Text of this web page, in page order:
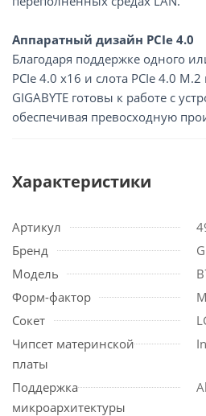
Аппаратный дизайн PCIe 4.0
Благодаря поддержке одного
PCIe 4.0 x16 и слота PCIe 4.0
GIGABYTE готовы к работе с
обеспечивая превосходную
Характеристики
Артикул
Бренд
Модель
Форм-фактор
Сокет
Чипсет материнской
платы
Поддержка
микроархитектуры